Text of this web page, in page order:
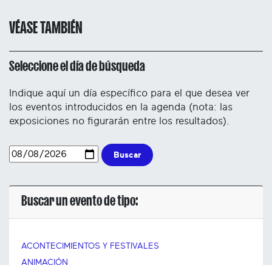
VÉASE TAMBIÉN
Seleccione el día de búsqueda
Indique aquí un día específico para el que desea ver
los eventos introducidos en la agenda (nota: las
exposiciones no figurarán entre los resultados).
Buscar
Buscar un evento de tipo:
ACONTECIMIENTOS Y FESTIVALES
ANIMACIÓN